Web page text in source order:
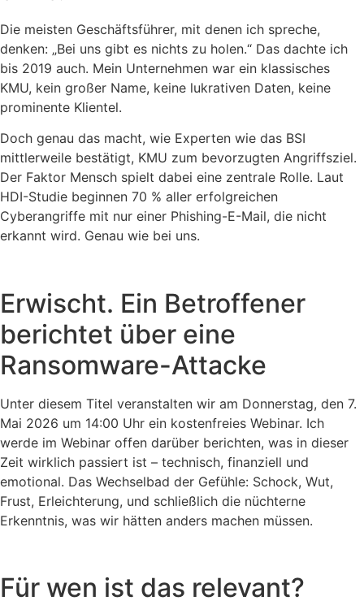
Die meisten Geschäftsführer, mit denen ich spreche,
denken: „Bei uns gibt es nichts zu holen.“ Das dachte ich
bis 2019 auch. Mein Unternehmen war ein klassisches
KMU, kein großer Name, keine lukrativen Daten, keine
prominente Klientel.
Doch genau das macht, wie Experten wie das BSI
mittlerweile bestätigt, KMU zum bevorzugten Angriffsziel.
Der Faktor Mensch spielt dabei eine zentrale Rolle. Laut
HDI-Studie beginnen 70 % aller erfolgreichen
Cyberangriffe mit nur einer Phishing-E-Mail, die nicht
erkannt wird. Genau wie bei uns.
Erwischt. Ein Betroffener
berichtet über eine
Ransomware-Attacke
Unter diesem Titel veranstalten wir am Donnerstag, den 7.
Mai 2026 um 14:00 Uhr ein kostenfreies Webinar. Ich
werde im Webinar offen darüber berichten, was in dieser
Zeit wirklich passiert ist – technisch, finanziell und
emotional. Das Wechselbad der Gefühle: Schock, Wut,
Frust, Erleichterung, und schließlich die nüchterne
Erkenntnis, was wir hätten anders machen müssen.
Für wen ist das relevant?